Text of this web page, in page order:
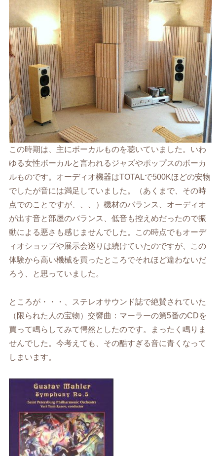
この時期は、主にボーカルものを聴いていました。いわ
ゆる女性ボーカルと言われるジャズやポップスのボーカ
ルものです。オーディオ機器はTOTALで500Kほどの安物
でしたが音には満足していました。（あくまで、その時
点でのことですが、、、）機材のバランス、オーディオ
が出す音と部屋のバランス、低音も控えめだったので振
動による悪さも感じませんでした。この時点でもオーデ
ィオショップや展示会巡りは続けていたのですが、この
体験から高い機械を買ったところでそれほど違わないだ
ろう、と思っていました。
ところが・・・、ステレオサウンド誌で絶賛されていた
（限られた人の宝物）交響曲：マーラーの第5番のCDを
買って鳴らしてみて愕然としたのです。まったく鳴りま
せんでした。今考えても、その酷すぎる音に青くなって
しまいます。